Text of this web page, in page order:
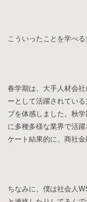
こういったことを学べ
春学期は、大手人材会
ーとして活躍されてい
プを体感しました。秋
に多種多様な業界で活
ケート結果的に、商社
ちなみに、僕は社会人